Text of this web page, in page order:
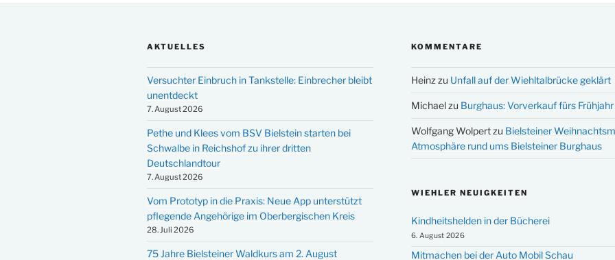
AKTUELLES
Versuchter Einbruch in Tankstelle: Einbrecher bleibt
unentdeckt
7. August 2026
Pethe und Klees vom BSV Bielstein starten bei
Schwalbe in Reichshof zu ihrer dritten
Deutschlandtour
7. August 2026
Vom Prototyp in die Praxis: Neue App unterstützt
pflegende Angehörige im Oberbergischen Kreis
28. Juli 2026
75 Jahre Bielsteiner Waldkurs am 2. August
KOMMENTARE
Heinz zu Unfall auf der Wiehltalbrücke geklärt
Michaelzu Burghaus: Vorverkauf fürs
Wolfgang Wolpertzu Bielsteiner
Atmosphäre rund ums Bielsteiner Burghaus
WIEHLER NEUIGKEITEN
Kindheitshelden in der Bücherei
6. August 2026
Mitmachen bei der Auto Mobil Schau